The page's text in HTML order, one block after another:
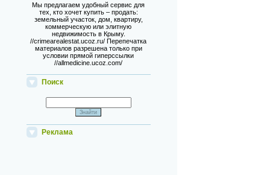
Мы предлагаем удобный сервис для
тех, кто хочет купить – продать:
земельный участок, дом, квартиру,
коммерческую или элитную
недвижимость в Крыму.
//crimearealestat.ucoz.ru/ Перепечатка
материалов разрешена только при
условии прямой гиперссылки
//allmedicine.ucoz.com/
Поиск
Реклама